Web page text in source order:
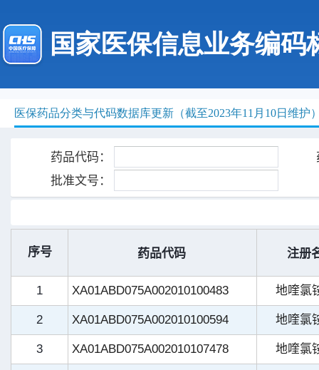
国家医保信息业务编码
医保药品分类与代码数据库更新（截至2023年11月10日维护